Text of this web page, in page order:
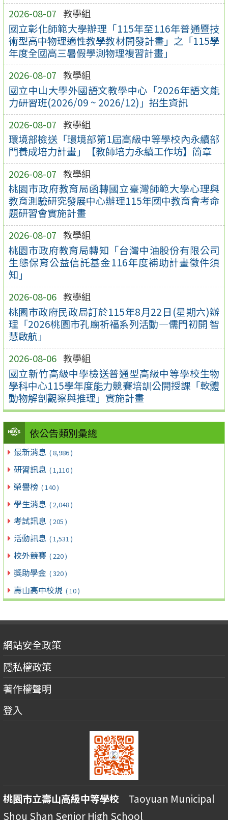
2026-08-07 教學組
國立彰化師範大學辦理「115年至116年普通暨技
術型高中物理適性教學教材開發計畫」之「115學
年度全國高三暑假學測物理複習計畫」
2026-08-07 教學組
國立中山大學外國語文教學中心「2026年語文能
力研習班(2026/09 ~ 2026/12)」招生資訊
2026-08-07 教學組
環境部檢送「環境部第1屆高級中等學校內永續部
門養成培力計畫」【教師培力永續工作坊】簡章
2026-08-07 教學組
桃園市政府教育局函轉國立臺灣師範大學心理與
教育測驗研究發展中心辦理115年國中教育會考命
題研習會實施計畫
2026-08-07 教學組
桃園市政府教育局轉知「台灣中油股份有限公司
生態保育公益信託基金116年度補助計畫徵件須
知」
2026-08-06 教學組
桃園市政府民政局訂於115年8月22日(星期六)辦
理「2026桃園市孔廟祈福系列活動—儒門初開 智
慧啟航」
2026-08-06 教學組
國立新竹高級中學檢送普通型高級中等學校生物
學科中心115學年度能力競賽培訓公開授課「軟體
動物解剖觀察與推理」實施計畫
依公告類別彙總
最新消息 ( 8,986 )
研習訊息 ( 1,110 )
榮譽榜 ( 140 )
學生消息 ( 2,048 )
考試訊息 ( 205 )
活動訊息 ( 1,531 )
校外競賽 ( 220 )
獎助學金 ( 320 )
壽山高中校規 ( 10 )
網站安全政策
隱私權政策
著作權聲明
登入
桃園市立壽山高級中等學校 Taoyuan Municipal
Shou Shan Senior High School